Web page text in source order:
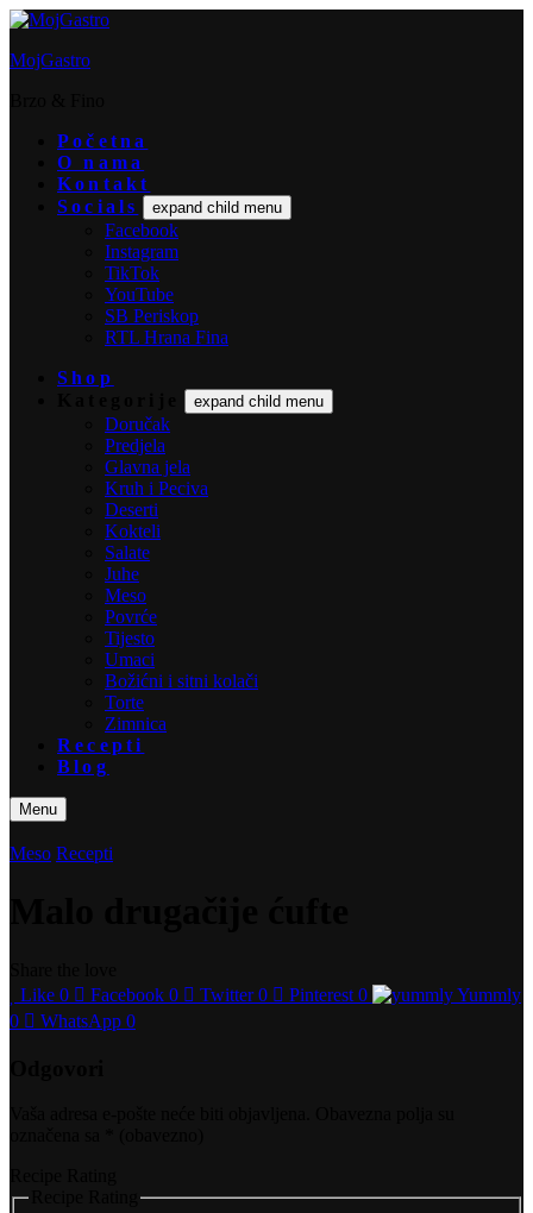
MojGastro
Početna
O nama
Kontakt
Socials
expand child menu
Facebook
Instagram
TikTok
YouTube
SB Periskop
RTL Hrana Fina
Shop
expand child menu
Doručak
Predjela
Glavna jela
Kruh i Peciva
Deserti
Kokteli
Salate
Juhe
Meso
Povrće
Tijesto
Umaci
Božićni i sitni kolači
Torte
Zimnica
Recepti
Blog
Menu
Meso Recepti
Like 0 Facebook 0 Twitter 0 Pinterest 0
Yummly
0
WhatsApp 0